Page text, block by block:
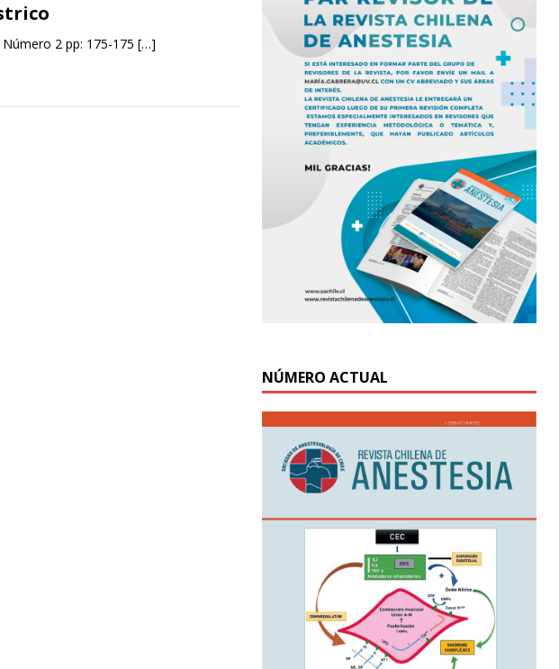
2 pp: 175-175 […]
NÚMERO ACTUAL